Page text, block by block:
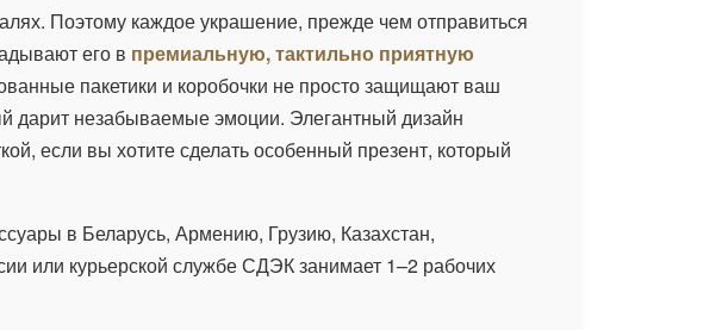
Поэтому каждое украшение, прежде чем отправиться
его в премиальную, тактильно приятную
пакетики и коробочки не просто защищают ваш
дарит незабываемые эмоции. Элегантный дизайн
если вы хотите сделать особенный презент, который
в Беларусь, Армению, Грузию, Казахстан,
или курьерской службе СДЭК занимает 1–2 рабочих